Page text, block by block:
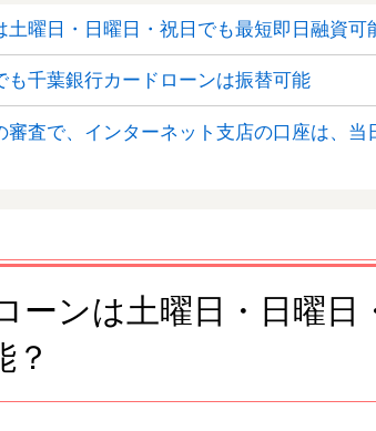
曜日・日曜日・祝日でも最短即日融資可
千葉銀行カードローンは振替可能
査で、インターネット支店の口座は、当
ーンは土曜日・日曜日
？